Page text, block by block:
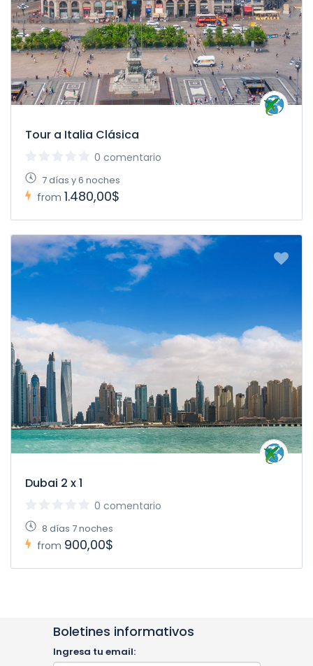
Tour a Italia Clásica
0 comentario
7 días y 6 noches
from 1.480,00$
Dubai 2 x 1
0 comentario
8 días 7 noches
from 900,00$
Boletines informativos
Ingresa tu email: